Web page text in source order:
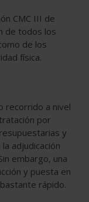
CMC III de
de todos los
de los
física.
recorrido a nivel
por
y
adjudicación
embargo, una
y puesta en
rápido.